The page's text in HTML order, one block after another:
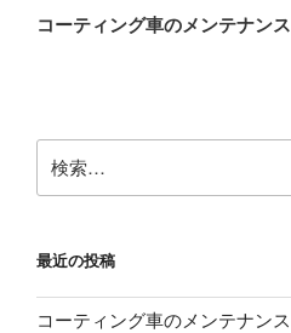
ゲ
ン
の
コーティング車のメンテナンス
索:
最近の投稿
コーティング車のメンテナンス